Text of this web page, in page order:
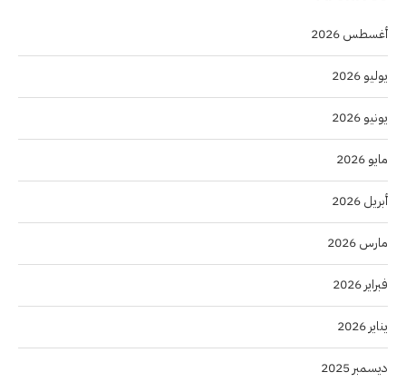
أغسطس 2026
يوليو 2026
يونيو 2026
مايو 2026
أبريل 2026
مارس 2026
فبراير 2026
يناير 2026
ديسمبر 2025